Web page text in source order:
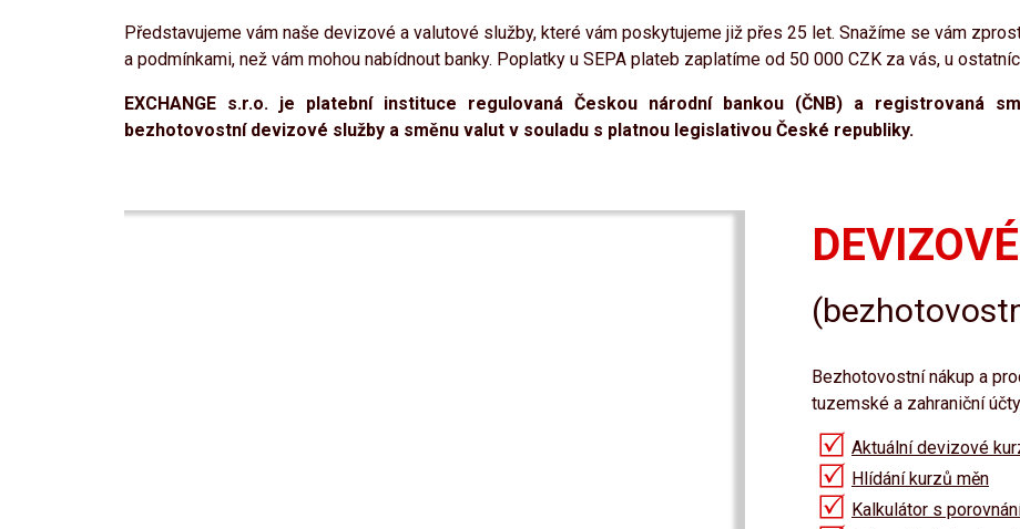
Představujeme vám naše devizové a valutové služby, které vám poskytujeme již přes 25 let. Snažíme se vám
a podmínkami, než vám mohou nabídnout banky. Poplatky u SEPA plateb zaplatíme od 50 000 CZK za vás, u
EXCHANGE s.r.o. je platební instituce regulovaná Českou národní bankou (ČNB) a registrovaná
bezhotovostní devizové služby a směnu valut v souladu s platnou legislativou České republiky.
Bezhotovostní nákup a
tuzemské a zahraniční
Aktuální devizové
Hlídání kurzů měn
Kalkulátor s